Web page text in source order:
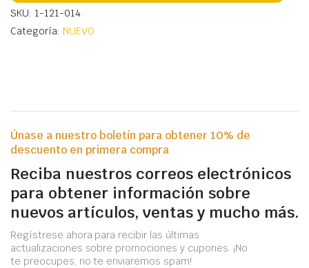
SKU: 1-121-014
Categoría: NUEVO
Únase a nuestro boletín para obtener 10% de
descuento en primera compra
Reciba nuestros correos electrónicos
para obtener información sobre
nuevos artículos, ventas y mucho más.
Regístrese ahora para recibir las últimas
actualizaciones sobre promociones y cupones. ¡No
te preocupes, no te enviaremos spam!